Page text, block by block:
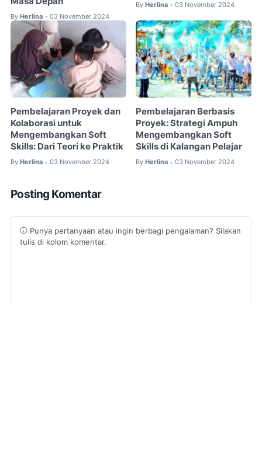
By Herlina • 03 November 2024
By Herlina • 03 November 2024
Pembelajaran Proyek dan
Kolaborasi untuk
Mengembangkan Soft
Skills: Dari Teori ke Praktik
By Herlina • 03 November 2024
Pembelajaran Berbasis
Proyek: Strategi Ampuh
Mengembangkan Soft
Skills di Kalangan Pelajar
By Herlina • 03 November 2024
Posting Komentar
Punya pertanyaan atau ingin berbagi pengalaman? Silakan
tulis di kolom komentar.